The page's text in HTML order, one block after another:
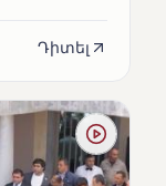
Դիտել